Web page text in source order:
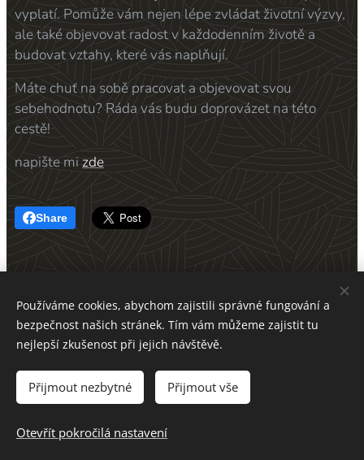
vyplatí. Pomůže vám nejen lépe zvládat životní výzvy,
ale také objevovat radost v každodenním životě a
budovat vztahy, které vás naplňují.
Máte chuť na sobě pracovat a objevovat svou
sebehodnotu? Ráda vás budu doprovázet na této
cestě! 😊
napište mi zde
Share
Kontakt
Obchodní podmínky
Používáme cookies, abychom zajistili správné fungování a
bezpečnost našich stránek. Tím vám můžeme zajistit tu
nejlepší zkušenost při jejich návštěvě.
Přijmout nezbytné Přijmout vše
Otevřít pokročilá nastavení